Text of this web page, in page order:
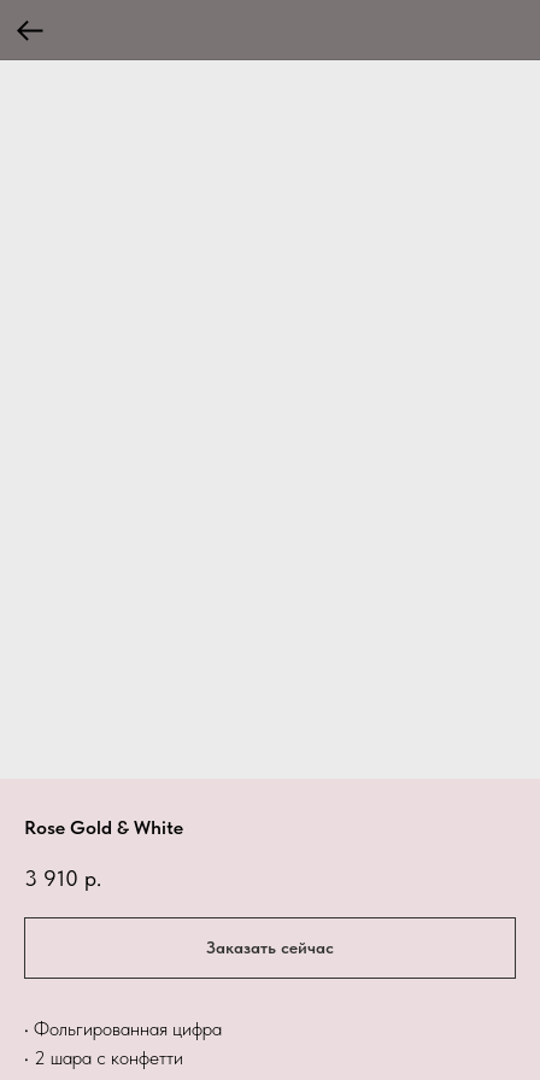
Rose Gold & White
3 910 р.
Заказать сейчас
• Фольгированная цифра
• 2 шара с конфетти